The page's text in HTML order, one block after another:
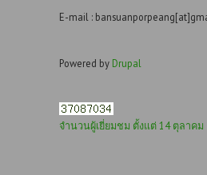
E-mail :
Powered by Drupal
จำนวนผู้เยี่ยมชม ตั้งแต่ 14 ตุลาคม